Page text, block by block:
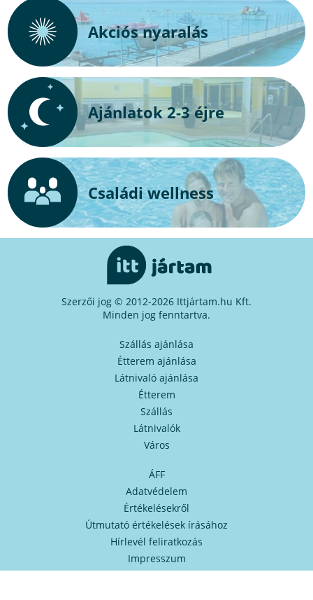
Akciós nyaralás
Ajánlatok 2-3 éjre
Családi wellness
Szerzői jog © 2012-2026 Ittjártam.hu Kft.
Minden jog fenntartva.
Szállás ajánlása
Étterem ajánlása
Látnivaló ajánlása
Étterem
Szállás
Látnivalók
Város
ÁFF
Adatvédelem
Értékelésekről
Útmutató értékelések írásához
Hírlevél feliratkozás
Impresszum